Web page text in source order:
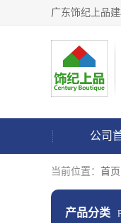
公司
当前位置： 首页
产品分类